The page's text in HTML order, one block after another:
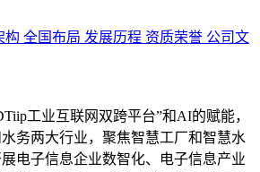
构 全国布局 发展历程 资质荣誉 公司文
工业互联网双跨平台”和AI的赋能，
务两大行业，聚焦智慧工厂和智慧水
电子信息企业数智化、电子信息产业